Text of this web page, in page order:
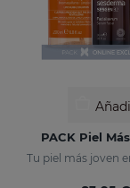
PACK Piel